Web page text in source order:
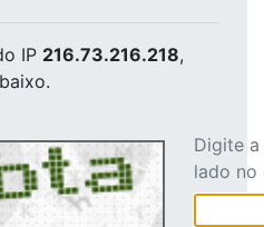
IP 216.73.216.218,
Digite
lado no